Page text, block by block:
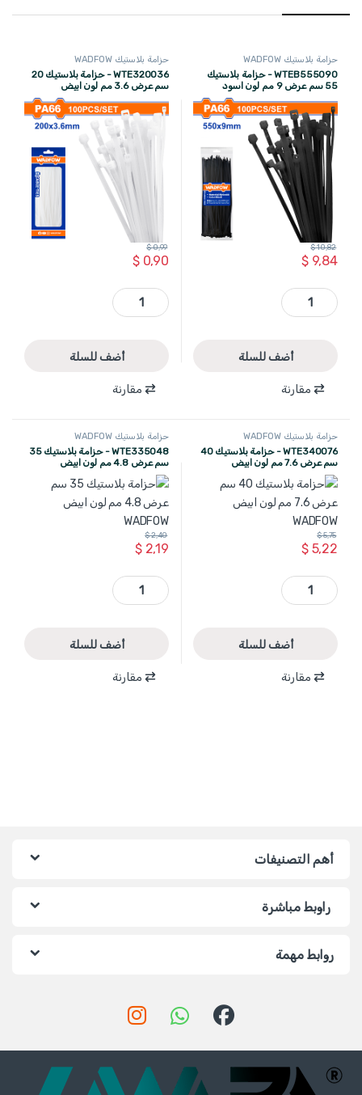
حزامة بلاستيك WADFOW
WTEB555090 - حزامة بلاستيك
55 سم عرض 9 مم لون اسود
$9,84
$10,82
WTEB555090 - حزامة بلاستيك 55 سم عرض 9 مم لون اسود WADFOW quantity
أضف للسلة
مقارنة
حزامة بلاستيك WADFOW
WTE320036 - حزامة بلاستيك 20
سم عرض 3.6 مم لون ابيض
$0,90
$0,99
WTE320036 - حزامة بلاستيك 20 سم عرض 3.6 مم لون ابيض WADFOW quantity
أضف للسلة
مقارنة
حزامة بلاستيك WADFOW
WTE340076 - حزامة بلاستيك 40
سم عرض 7.6 مم لون ابيض
WADFOW
$5,22
$5,75
WTE340076 - حزامة بلاستيك 40 سم عرض 7.6 مم لون ابيض WADFOW quantity
أضف للسلة
مقارنة
حزامة بلاستيك WADFOW
WTE335048 - حزامة بلاستيك 35
سم عرض 4.8 مم لون ابيض
WADFOW
$2,19
$2,40
WTE335048 - حزامة بلاستيك 35 سم عرض 4.8 مم لون ابيض WADFOW quantity
أضف للسلة
مقارنة
أهم التصنيفات
راوبط مباشرة
روابط مهمة